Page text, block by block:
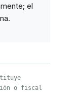
el
o fiscal